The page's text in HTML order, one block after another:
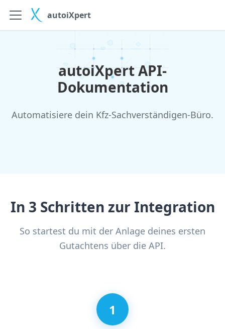
autoiXpert
autoiXpert API-
Dokumentation
Automatisiere dein Kfz-Sachverständigen-Büro.
In 3 Schritten zur Integration
So startest du mit der Anlage deines ersten
Gutachtens über die API.
1